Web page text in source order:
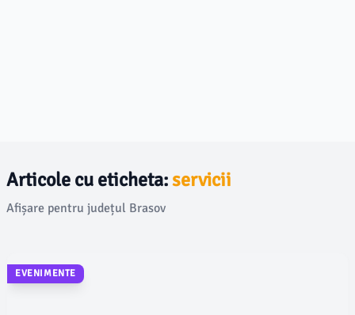
Articole cu eticheta:servicii
Afișare pentru județul Brasov
EVENIMENTE